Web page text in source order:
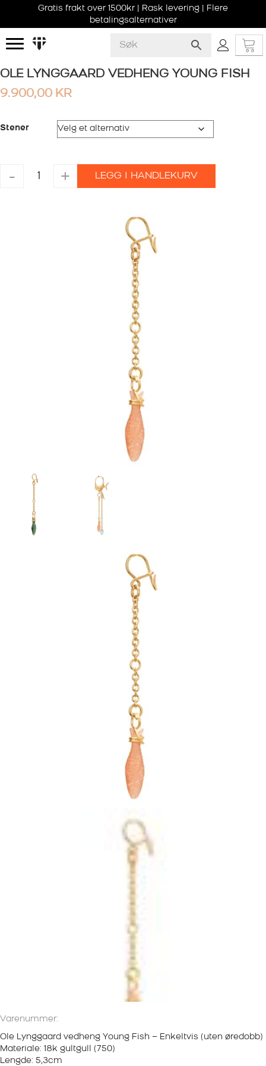
Gratis frakt over 1500kr | Rask levering | Flere
betalingsalternativer
OLE LYNGGAARD VEDHENG YOUNG FISH
9.900,00 KR
Stener
-
OLE
LYNGGAARD
+ LEGG I HANDLEKURV
Varenummer:
Ole Lynggaard vedheng Young Fish – Enkeltvis (uten øredobb)
Materiale: 18k gultgull (750)
Lengde: 5,3cm